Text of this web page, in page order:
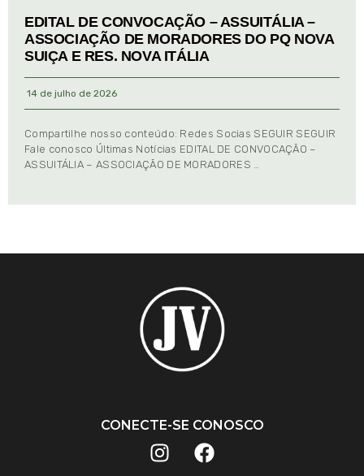
EDITAL DE CONVOCAÇÃO – ASSUITÁLIA –
ASSOCIAÇÃO DE MORADORES DO PQ NOVA
SUIÇA E RES. NOVA ITÁLIA
14 de julho de 2026
Compartilhe nosso conteúdo: Redes Socias SEGUIR SEGUIR
Fale conosco Últimas Notícias EDITAL DE CONVOCAÇÃO –
ASSUITÁLIA – ASSOCIAÇÃO DE MORADORES …
CONECTE-SE CONOSCO